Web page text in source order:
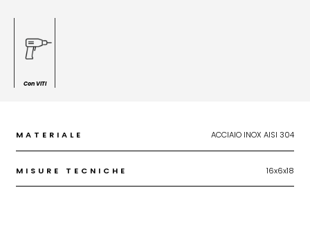
Con VITI
MATERIALE ACCIAIO INOX AISI 304
MISURE TECNICHE 16x6x18